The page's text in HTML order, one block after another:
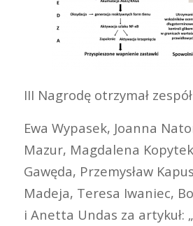
III Nagrodę otrzymał
Ewa Wypasek, Joanna
Mazur, Magdalena
Gawęda, Przemysław
Madeja, Teresa Iwaniec,
i Anetta Undas za artykuł: